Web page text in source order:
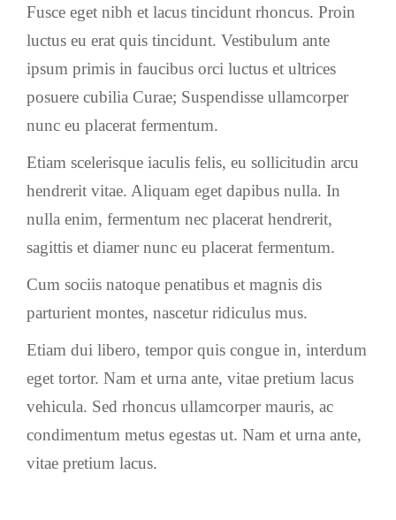
Fusce eget nibh et lacus tincidunt rhoncus. Proin
luctus eu erat quis tincidunt. Vestibulum ante
ipsum primis in faucibus orci luctus et ultrices
posuere cubilia Curae; Suspendisse ullamcorper
nunc eu placerat fermentum.
Etiam scelerisque iaculis felis, eu sollicitudin arcu
hendrerit vitae. Aliquam eget dapibus nulla. In
nulla enim, fermentum nec placerat hendrerit,
sagittis et diamer nunc eu placerat fermentum.
Cum sociis natoque penatibus et magnis dis
parturient montes, nascetur ridiculus mus.
Etiam dui libero, tempor quis congue in, interdum
eget tortor. Nam et urna ante, vitae pretium lacus
vehicula. Sed rhoncus ullamcorper mauris, ac
condimentum metus egestas ut. Nam et urna ante,
vitae pretium lacus.